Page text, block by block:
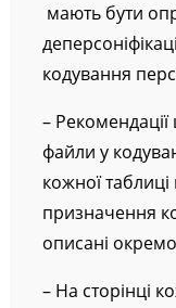
мають бути
кодування
– Рекомендації
файли у
кожної
призначення
описані
– На сторінці